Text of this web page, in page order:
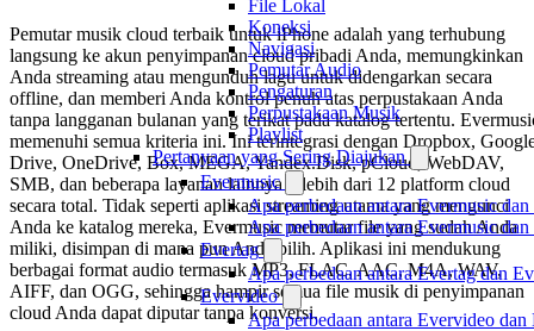
File Lokal
Koneksi
Navigasi
Pemutar Audio
Pengaturan
Perpustakaan Musik
Playlist
Pertanyaan yang Sering Diajukan
Evermusic
Apa perbedaan antara Evermusic
Apa perbedaan antara Evermusic
Evertag
Apa perbedaan antara Evertag dan
Evervideo
Apa perbedaan antara Evervideo
Pemutar musik cloud terbaik untuk iPhone adalah yang terhubung
langsung ke akun penyimpanan cloud pribadi Anda, memungkinkan
Anda streaming atau mengunduh lagu untuk didengarkan secara
offline, dan memberi Anda kontrol penuh atas perpustakaan Anda
tanpa langganan bulanan yang terikat pada katalog tertentu.
memenuhi semua kriteria ini. Ini terintegrasi dengan Dropbox,
Drive, OneDrive, Box, MEGA, Yandex.Disk, pCloud, WebDAV,
SMB, dan beberapa layanan lainnya – lebih dari 12 platform cloud
secara total. Tidak seperti aplikasi streaming utama yang mengunci
Anda ke katalog mereka, Evermusic memutar file yang sudah Anda
miliki, disimpan di mana pun Anda pilih. Aplikasi ini mendukung
berbagai format audio termasuk MP3, FLAC, AAC, M4A, WAV,
AIFF, dan OGG, sehingga hampir semua file musik di penyimpanan
cloud Anda dapat diputar tanpa konversi.